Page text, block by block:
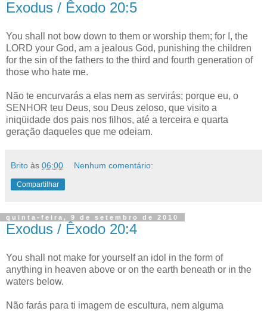
Exodus / Êxodo 20:5
You shall not bow down to them or worship them; for I, the
LORD your God, am a jealous God, punishing the children
for the sin of the fathers to the third and fourth generation of
those who hate me.
Não te encurvarás a elas nem as servirás; porque eu, o
SENHOR teu Deus, sou Deus zeloso, que visito a
iniqüidade dos pais nos filhos, até a terceira e quarta
geração daqueles que me odeiam.
Brito às 06:00 Nenhum comentário:
Compartilhar
quinta-feira, 9 de setembro de 2010
Exodus / Êxodo 20:4
You shall not make for yourself an idol in the form of
anything in heaven above or on the earth beneath or in the
waters below.
Não farás para ti imagem de escultura, nem alguma